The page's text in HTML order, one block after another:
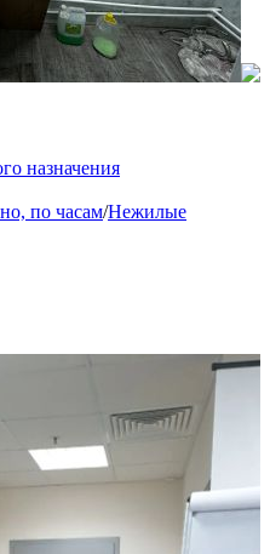
назначения
по часам/Нежилые